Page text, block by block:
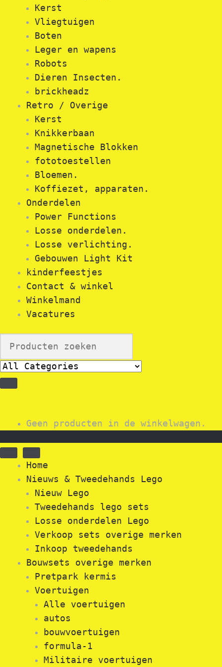
Kerst
Vliegtuigen
Boten
Leger en wapens
Robots
Dieren Insecten.
brickheadz
Retro / Overige
Kerst
Knikkerbaan
Magnetische Blokken
fototoestellen
Bloemen.
Koffiezet, apparaten.
Onderdelen
Power Functions
Losse onderdelen.
Losse verlichting.
Gebouwen Light Kit
kinderfeestjes
Contact & winkel
Winkelmand
Vacatures
Geen producten in de winkelwagen.
Home
Nieuws & Tweedehands Lego
Nieuw Lego
Tweedehands lego sets
Losse onderdelen Lego
Verkoop sets overige merken
Inkoop tweedehands
Bouwsets overige merken
Pretpark kermis
Voertuigen
Alle voertuigen
autos
bouwvoertuigen
formula-1
Militaire voertuigen